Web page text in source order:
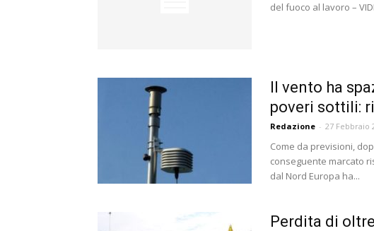
del fuoco al lavoro –
Il vento ha
poveri sottili:
Redazione - 27 Febbraio
Come da previsioni,
conseguente marcato
dal Nord Europa ha...
Perdita di